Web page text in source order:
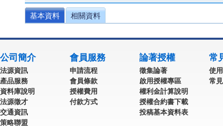
基本資料 相關資料
公司簡介
法源資訊
產品服務
資料庫說明
法源徵才
交通資訊
策略聯盟
會員服務
申請流程
會員條款
授權費用
付款方式
論著授權
徵集論著
啟用授權專區
權利金計算說明
授權合約書下載
投稿基本資料表
常
使
常